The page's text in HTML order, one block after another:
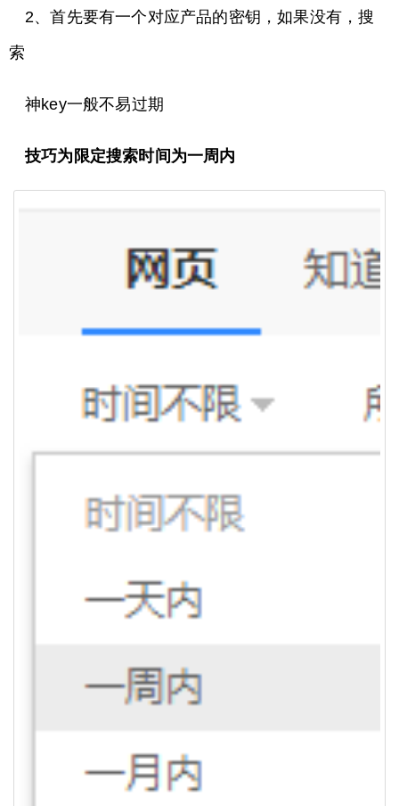
2、首先要有一个对应产品的密钥，如果没有，搜
索
神key一般不易过期
技巧为限定搜索时间为一周内